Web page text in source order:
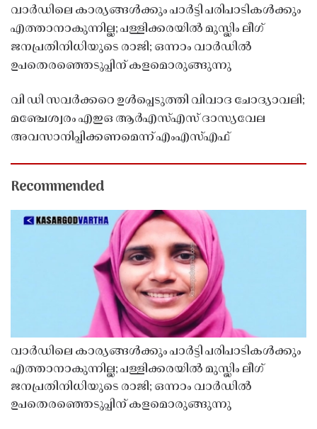
വാർഡിലെ കാര്യങ്ങൾക്കും പാർട്ടി പരിപാടികൾക്കും
എത്താനാകുന്നില്ല; പള്ളിക്കരയിൽ മുസ്ലിം ലീഗ്
ജനപ്രതിനിധിയുടെ രാജി; ഒന്നാം വാർഡിൽ
ഉപതെരഞ്ഞെടുപ്പിന് കളമൊരുങ്ങുന്നു
വി ഡി സവർക്കറെ ഉൾപ്പെടുത്തി വിവാദ ചോദ്യാവലി;
മഞ്ചേശ്വരം എഇഒ ആർഎസ്എസ് ദാസ്യവേല
അവസാനിപ്പിക്കണമെന്ന് എംഎസ്എഫ്
Recommended
വാർഡിലെ കാര്യങ്ങൾക്കും പാർട്ടി പരിപാടികൾക്കും
എത്താനാകുന്നില്ല; പള്ളിക്കരയിൽ മുസ്ലിം ലീഗ്
ജനപ്രതിനിധിയുടെ രാജി; ഒന്നാം വാർഡിൽ
ഉപതെരഞ്ഞെടുപ്പിന് കളമൊരുങ്ങുന്നു